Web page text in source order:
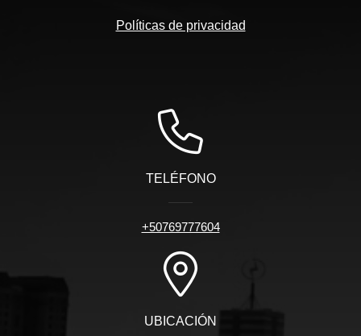
Políticas de privacidad
TELÉFONO
+50769777604
UBICACIÓN